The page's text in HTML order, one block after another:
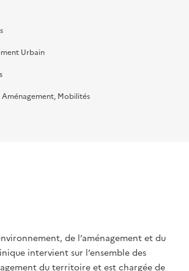
Urbain
Mobilités
de l’aménagement et du
intervient sur l’ensemble des
du territoire et est chargée de